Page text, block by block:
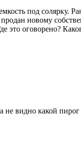
под солярку.
новому
это оговорено?
не видно какой